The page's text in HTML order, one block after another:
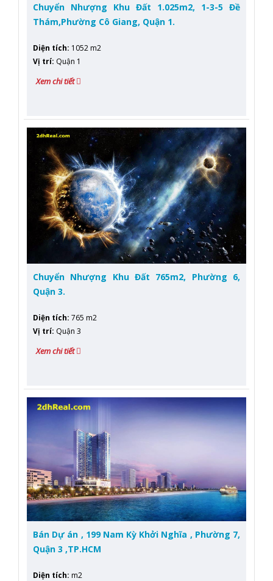
Chuyển Nhượng Khu Đất 1.025m2, 1-3-5 Đề
Thám,Phường Cô Giang, Quận 1.
Diện tích: 1052 m2
Vị trí: Quận 1
Xem chi tiết
Chuyển Nhượng Khu Đất 765m2, Phường 6,
Quận 3.
Diện tích: 765 m2
Vị trí: Quận 3
Xem chi tiết
Bán Dự án , 199 Nam Kỳ Khởi Nghĩa , Phường 7,
Quận 3 ,TP.HCM
Diện tích: m2